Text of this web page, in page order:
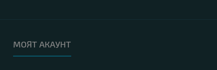
МОЯТ АКАУНТ